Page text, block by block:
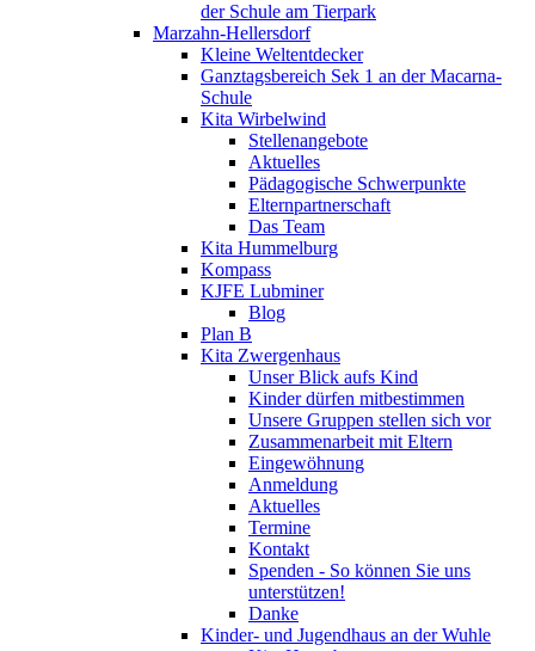
der Schule am Tierpark
Marzahn-Hellersdorf
Kleine Weltentdecker
Ganztagsbereich Sek 1 an der Macarna-
Schule
Kita Wirbelwind
Stellenangebote
Aktuelles
Pädagogische Schwerpunkte
Elternpartnerschaft
Das Team
Kita Hummelburg
Kompass
KJFE Lubminer
Blog
Plan B
Kita Zwergenhaus
Unser Blick aufs Kind
Kinder dürfen mitbestimmen
Unsere Gruppen stellen sich vor
Zusammenarbeit mit Eltern
Eingewöhnung
Anmeldung
Aktuelles
Termine
Kontakt
Spenden - So können Sie uns
unterstützen!
Danke
Kinder- und Jugendhaus an der Wuhle